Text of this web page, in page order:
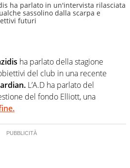
ha parlato in un'intervista rilasciata
sassolino dalla scarpa e
futuri
ha parlato della stagione
del club in una recente
L’A.D ha parlato del
del fondo Elliott, una